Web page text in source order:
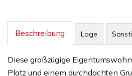
Beschreibung Lage
Diese großzügige
Platz und einem durchdachten